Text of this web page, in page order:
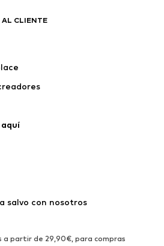
Jerséis y punto
AL CLIENTE
salvo con nosotros
a partir de 29,90€, para compras